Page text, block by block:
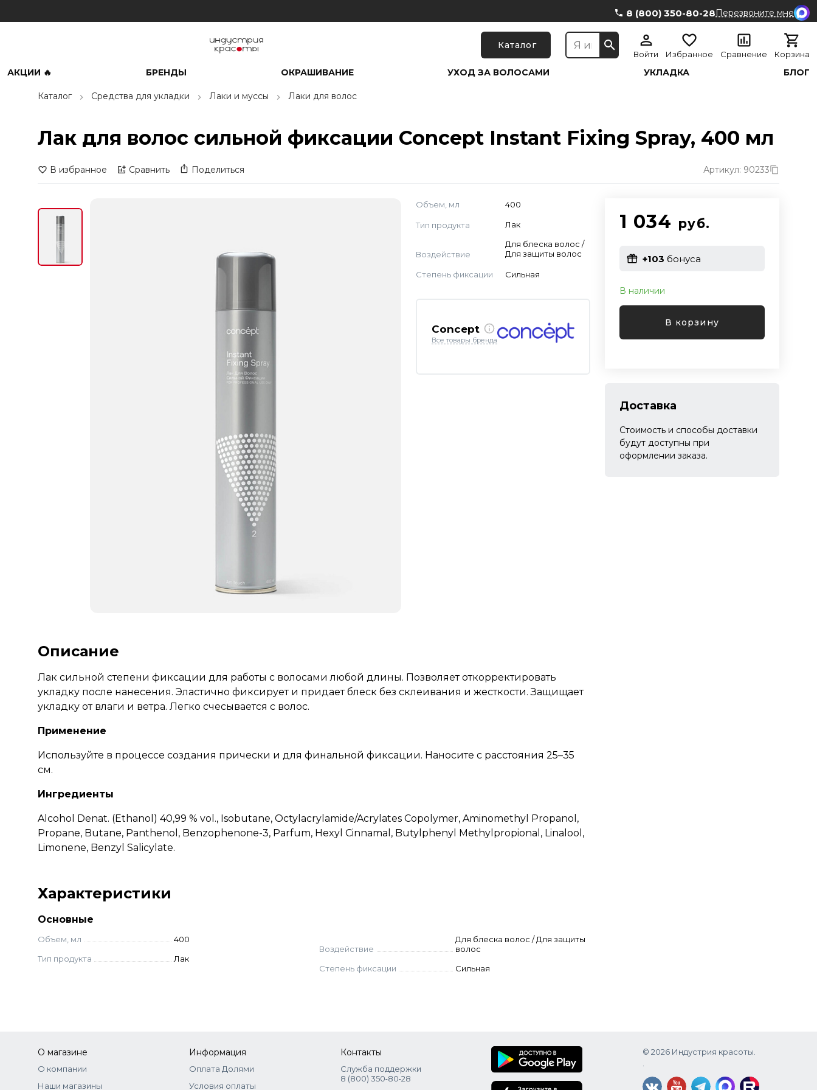
8 (800) 350-80-28Перезвоните мне
Каталог
Войти Избранное Сравнение Корзина
АКЦИИ 🔥 БРЕНДЫ ОКРАШИВАНИЕ УХОД ЗА ВОЛОСАМИ УКЛАДКА БЛОГ
Каталог Средства для укладки Лаки и муссы Лаки для волос
Лак для волос сильной фиксации Concept Instant Fixing Spray, 400 мл
В избранное Сравнить Поделиться Артикул: 90233
Объем, мл 400
Тип продукта Лак
Воздействие
Для блеска волос /
Для защиты волос
Степень фиксации Сильная
Concept
Все товары бренда
1 034 руб.
+103 бонуса
В наличии
В корзину
Доставка
Стоимость и способы доставки
будут доступны при
оформлении заказа.
Описание
Лак сильной степени фиксации для работы с волосами любой длины. Позволяет откорректировать
укладку после нанесения. Эластично фиксирует и придает блеск без склеивания и жесткости. Защищает
укладку от влаги и ветра. Легко счесывается с волос.
Применение
Используйте в процессе создания прически и для финальной фиксации. Наносите с расстояния 25–35
см.
Ингредиенты
Alcohol Denat. (Ethanol) 40,99 % vol., Isobutane, Octylacrylamide/Acrylates Copolymer, Aminomethyl Propanol,
Propane, Butane, Panthenol, Benzophenone-3, Parfum, Hexyl Cinnamal, Butylphenyl Methylpropional, Linalool,
Limonene, Benzyl Salicylate.
Характеристики
Основные
Объем, мл
400
Тип продукта
Лак
Воздействие
Для блеска волос / Для защиты
волос
Степень фиксации
Сильная
О магазине
О компании
Наши магазины
Информация
Оплата Долями
Условия оплаты
Контакты
Служба поддержки
8 (800) 350‑80‑28
© 2026 Индустрия красоты.